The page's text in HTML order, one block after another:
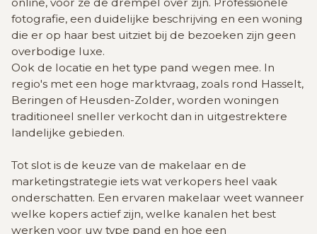
fotografie, een duidelijke beschrijving en een woning
die er op haar best uitziet bij de bezoeken zijn geen
overbodige luxe.
Ook de locatie en het type pand wegen mee. In
regio's met een hoge marktvraag, zoals rond Hasselt,
Beringen of Heusden-Zolder, worden woningen
traditioneel sneller verkocht dan in uitgestrektere
landelijke gebieden.
Tot slot is de keuze van de makelaar en de
marketingstrategie iets wat verkopers heel vaak
onderschatten. Een ervaren makelaar weet wanneer
welke kopers actief zijn, welke kanalen het best
werken voor uw type pand en hoe een